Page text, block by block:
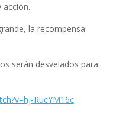
acción.
la recompensa
serán desvelados para
RucYM16c